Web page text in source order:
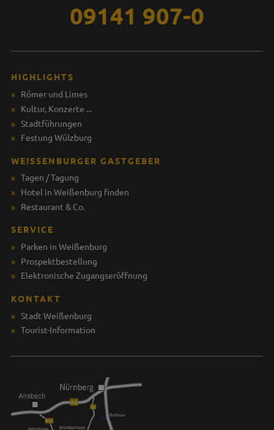
09141 907-0
HIGHLIGHTS
Römer und Limes
Kultur, Konzerte ...
Stadtführungen
Festung Wülzburg
WEISSENBURGER GASTGEBER
Tagen / Tagung
Hotel in Weißenburg finden
Restaurant & Co.
SERVICE
Parken in Weißenburg
Prospektbestellung
Elektronische Zugangseröffnung
KONTAKT
Stadt Weißenburg
Tourist-Information